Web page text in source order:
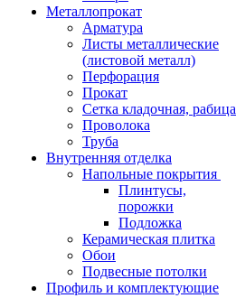
Металлопрокат
Арматура
Листы металлические
(листовой металл)
Перфорация
Прокат
Сетка кладочная, рабица
Проволока
Труба
Внутренняя отделка
Напольные покрытия
Плинтусы,
порожки
Подложка
Керамическая плитка
Обои
Подвесные потолки
Профиль и комплектующие